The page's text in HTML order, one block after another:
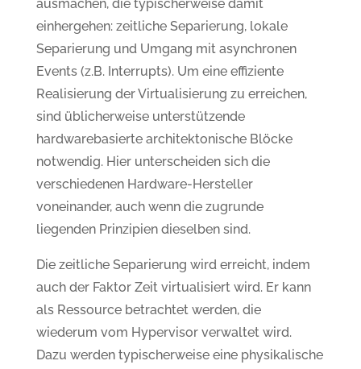
ausmachen, die typischerweise damit
einhergehen: zeitliche Separierung, lokale
Separierung und Umgang mit asynchronen
Events (z.B. Interrupts). Um eine effiziente
Realisierung der Virtualisierung zu erreichen,
sind üblicherweise unterstützende
hardwarebasierte architektonische Blöcke
notwendig. Hier unterscheiden sich die
verschiedenen Hardware-Hersteller
voneinander, auch wenn die zugrunde
liegenden Prinzipien dieselben sind.
Die zeitliche Separierung wird erreicht, indem
auch der Faktor Zeit virtualisiert wird. Er kann
als Ressource betrachtet werden, die
wiederum vom Hypervisor verwaltet wird.
Dazu werden typischerweise eine physikalische